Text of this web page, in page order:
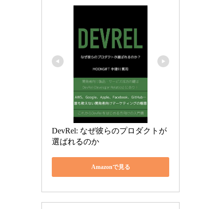
DevRel: なぜ彼らのプロダクトが
選ばれるのか
Amazonで見る